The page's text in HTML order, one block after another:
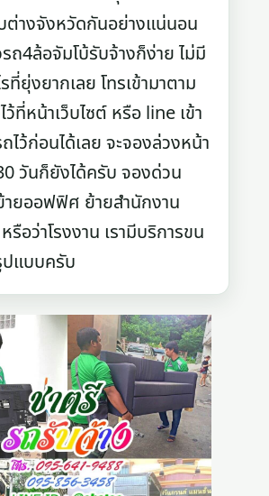
ต่างจังหวัดกันอย่างแน่นอน
ถ4ล้อจัมโบ้รับจ้างก็ง่าย ไม่มี
ที่ยุ่งยากเลย โทรเข้ามาตาม
ว้ที่หน้าเว็บไซต์ หรือ line เข้า
ไว้ก่อนได้เลย จะจองล่วงหน้า
วันก็ยังได้ครับ จองด่วน
ายออฟฟิศ ย้ายสำนักงาน
อว่าโรงงาน เรามีบริการขน
แบบครับ